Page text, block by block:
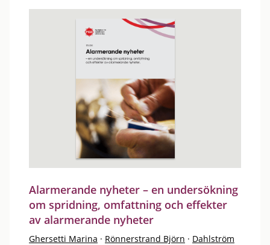
Alarmerande nyheter – en undersökning
om spridning, omfattning och effekter
av alarmerande nyheter
Ghersetti Marina · Rönnerstrand Björn · Dahlström